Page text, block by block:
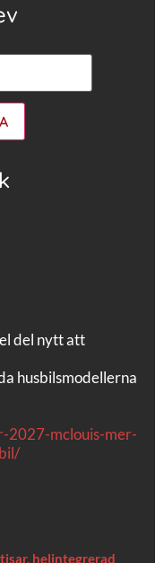
del nytt att
husbilsmodellerna
2027-mclouis-mer-
helintegrerad